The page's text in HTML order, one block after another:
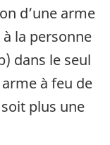
d’une arme
la personne
dans le seul
à feu de
plus une